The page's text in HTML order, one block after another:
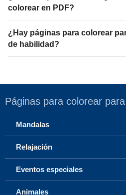
colorear en PDF?
¿Hay páginas para colorear
de habilidad?
Páginas para colorear
Mandalas
Relajación
Eventos especiales
Animales